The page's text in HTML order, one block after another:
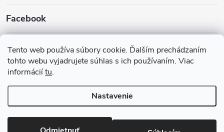
Tento web používa súbory cookie. Ďalším prechádzaním
tohto webu vyjadrujete súhlas s ich používaním. Viac
informáciítu.
Nastavenie
Facebook
Prijímame online platby
Copyright 2026Indarčeky.sk. Všetky práva vyhradené.Upraviť
nastavenie cookies